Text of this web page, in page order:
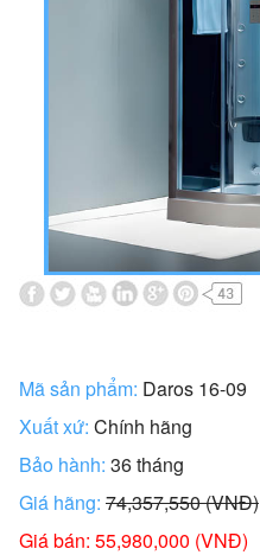
Mã sản phẩm: Daros 16-09
Xuất xứ: Chính hãng
Bảo hành: 36 tháng
Giá hãng: 74,357,550 (VNĐ)
Giá bán: 55,980,000 (VNĐ)